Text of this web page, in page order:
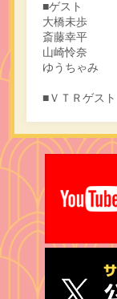
■ゲスト
大橋未歩
斎藤幸平
山崎怜奈
ゆうちゃみ
■ＶＴＲゲスト